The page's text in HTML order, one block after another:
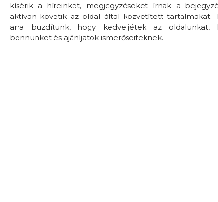
kísérik a híreinket, megjegyzéseket írnak a
aktívan követik az oldal által közvetített tartalmakat.
arra buzdítunk, hogy kedveljétek az oldalunkat,
bennünket és ajánljatok ismerőseiteknek.